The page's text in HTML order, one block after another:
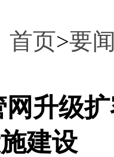
首页>要
升级
建设